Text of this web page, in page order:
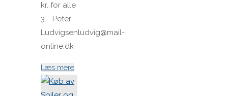
kr. for alle
3. Peter
Ludvigsenludvig@mail-
online.dk
Læs mere"3
brugte